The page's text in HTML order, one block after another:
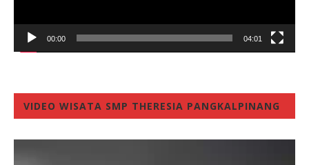
00:00 04:01
VIDEO WISATA SMP THERESIA PANGKALPINANG